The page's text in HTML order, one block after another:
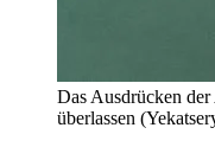
Das Ausdrücken
überlassen (